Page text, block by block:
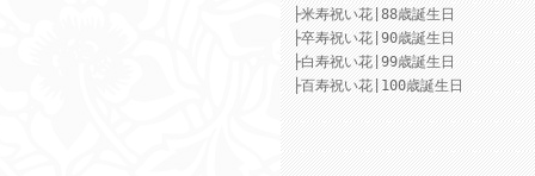
├米寿祝い花|88歳誕生日
├卒寿祝い花|90歳誕生日
├白寿祝い花|99歳誕生日
├百寿祝い花|100歳誕生日